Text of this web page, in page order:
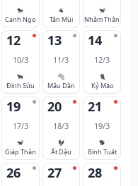
🐎
Canh Ngọ
🐐
Tân Mùi
🐒
Nhâm Thân
12
10/3
🐂
Đinh Sửu
13
11/3
🐅
Mậu Dần
14
12/3
🐈
Kỷ Mão
19
17/3
🐒
Giáp Thân
20
18/3
🐓
Ất Dậu
21
19/3
🐕
Bính Tuất
26 27 28